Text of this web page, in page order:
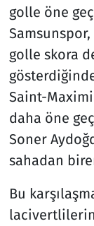
golle öne
golle skora
Saint-
daha öne
Soner
sahadan
Bu